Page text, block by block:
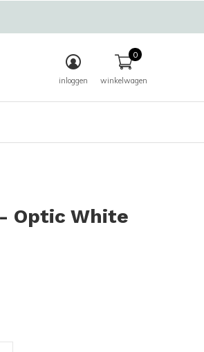
inloggen winkelwagen
0
Optic White